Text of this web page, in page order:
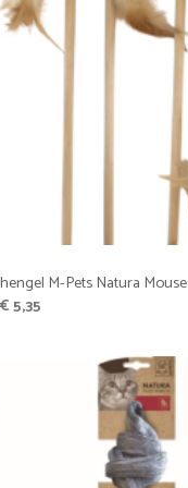
M-Pets Natura Mouse
Oorspronkelijke
prijs
€5,35